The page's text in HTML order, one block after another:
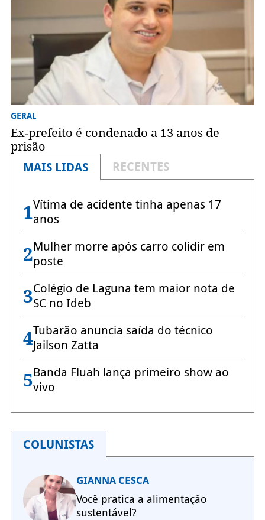
GERAL
Ex-prefeito é condenado a 13 anos de
prisão
MAIS LIDAS
RECENTES
1Vítima de acidente tinha apenas 17
anos
2Mulher morre após carro colidir em
poste
3Colégio de Laguna tem maior nota de
SC no Ideb
4Tubarão anuncia saída do técnico
Jailson Zatta
5Banda Fluah lança primeiro show ao
vivo
COLUNISTAS
GIANNA CESCA
Você pratica a alimentação
sustentável?